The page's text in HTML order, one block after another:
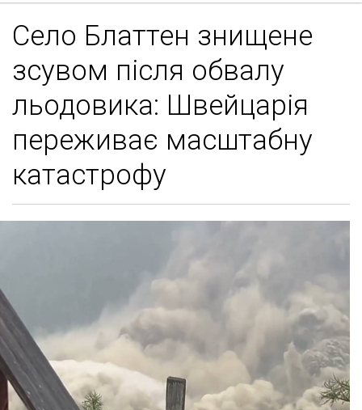
Село Блаттен знищене
зсувом після обвалу
льодовика: Швейцарія
переживає масштабну
катастрофу